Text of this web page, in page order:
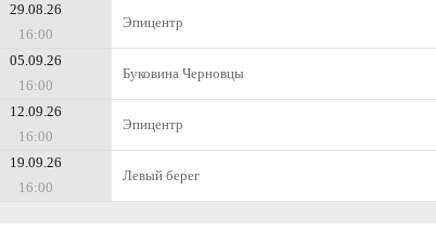
29.08.26
16:00
Эпицентр
05.09.26
16:00
Буковина Черновцы
12.09.26
16:00
Эпицентр
19.09.26
16:00
Левый берег